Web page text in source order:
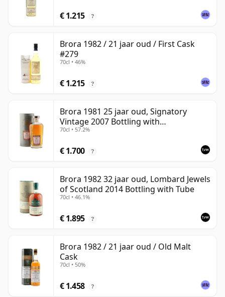
€ 1.215 ?
Brora 1982 / 21 jaar oud / First Cask
#279
70cl • 46%
€ 1.215 ?
Brora 1981 25 jaar oud, Signatory
Vintage 2007 Bottling with
Presentation Tin - Cask 1518
70cl • 57.2%
€ 1.700 ?
Brora 1982 32 jaar oud, Lombard Jewels
of Scotland 2014 Bottling with Tube
70cl • 46.1%
€ 1.895 ?
Brora 1982 / 21 jaar oud / Old Malt
Cask
70cl • 50%
€ 1.458 ?